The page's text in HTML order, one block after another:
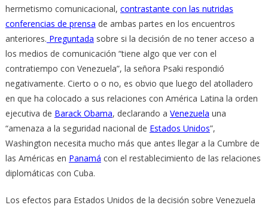
hermetismo comunicacional, contrastante con las nutridas
conferencias de prensa de ambas partes en los encuentros
anteriores. Preguntada sobre si la decisión de no tener acceso a
los medios de comunicación “tiene algo que ver con el
contratiempo con Venezuela”, la señora Psaki respondió
negativamente. Cierto o o no, es obvio que luego del atolladero
en que ha colocado a sus relaciones con América Latina la orden
ejecutiva de Barack Obama, declarando a Venezuela una
“amenaza a la seguridad nacional de Estados Unidos”,
Washington necesita mucho más que antes llegar a la Cumbre de
las Américas en Panamá con el restablecimiento de las relaciones
diplomáticas con Cuba.
Los efectos para Estados Unidos de la decisión sobre Venezuela